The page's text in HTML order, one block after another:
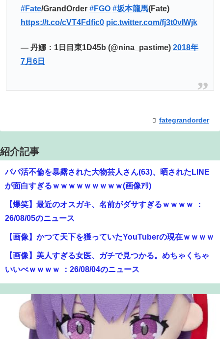
#Fate/GrandOrder #FGO #坂本龍馬(Fate)
https://t.co/cVT4Fdfic0 pic.twitter.com/fj3t0vIWjk
— 丹娜：1日目東1D45b (@nina_pastime) 2018年
7月6日
fategrandorder
紹介記事
パパ活不倫を暴露された大物芸人さん(63)、晒されたLINE
が面白すぎるｗｗｗｗｗｗｗｗｗ(画像ｱﾘ)
【爆笑】最近のオスガキ、名前がダサすぎるｗｗｗｗ ：
26/08/05のニュース
【画像】かつて天下を獲っていたYouTuberの現在ｗｗｗｗ
【画像】美人すぎる女医、ガチで見つかる。めちゃくちゃ
いいべｗｗｗｗ ：26/08/04のニュース
の”があったんだけど…」
【朗報】アマガミの棚町薫さん、最新絵でめっちゃ可愛く
なる：26/08/03のニュース